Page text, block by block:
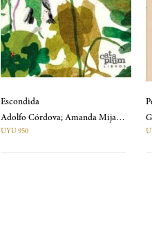
Escondida
Adolfo Córdova; Amanda Mijangos
UYU 950